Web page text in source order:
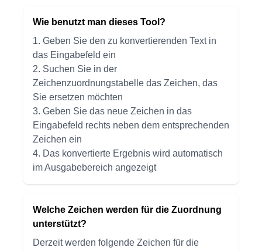
Wie benutzt man dieses Tool?
1. Geben Sie den zu konvertierenden Text in
das Eingabefeld ein
2. Suchen Sie in der
Zeichenzuordnungstabelle das Zeichen, das
Sie ersetzen möchten
3. Geben Sie das neue Zeichen in das
Eingabefeld rechts neben dem entsprechenden
Zeichen ein
4. Das konvertierte Ergebnis wird automatisch
im Ausgabebereich angezeigt
Welche Zeichen werden für die Zuordnung
unterstützt?
Derzeit werden folgende Zeichen für die